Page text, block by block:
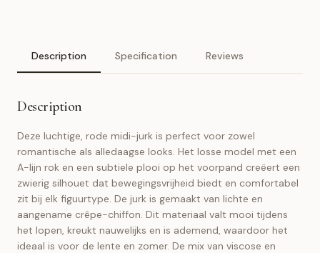
Description Specification Reviews
Description
Deze luchtige, rode midi-jurk is perfect voor zowel
romantische als alledaagse looks. Het losse model met een
A-lijn rok en een subtiele plooi op het voorpand creëert een
zwierig silhouet dat bewegingsvrijheid biedt en comfortabel
zit bij elk figuurtype. De jurk is gemaakt van lichte en
aangename crêpe-chiffon. Dit materiaal valt mooi tijdens
het lopen, kreukt nauwelijks en is ademend, waardoor het
ideaal is voor de lente en zomer. De mix van viscose en